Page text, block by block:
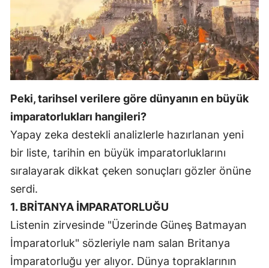
Nevşehir
Niğde
Ordu
Rize
Samsun
Siirt
Tekirdağ
Tokat
Peki, tarihsel verilere göre dünyanın en büyük
imparatorlukları hangileri?
Yapay zeka destekli analizlerle hazırlanan yeni
bir liste, tarihin en büyük imparatorluklarını
sıralayarak dikkat çeken sonuçları gözler önüne
serdi.
1. BRİTANYA İMPARATORLUĞU
Listenin zirvesinde "Üzerinde Güneş Batmayan
İmparatorluk" sözleriyle nam salan Britanya
İmparatorluğu yer alıyor. Dünya topraklarının